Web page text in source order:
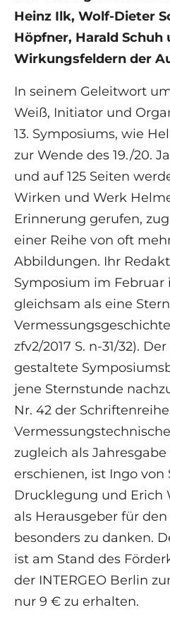
Heinz Ilk, Wolf-Dieter
Höpfner, Harald Schuh
Wirkungsfeldern der
In seinem Geleitwort
Weiß, Initiator und
13. Symposiums, wie
zur Wende des 19./20.
und auf 125 Seiten
Wirken und Werk
Erinnerung gerufen,
einer Reihe von oft
Abbildungen. Ihr
Symposium im
gleichsam als eine
zfv2/2017 S. n-31/32).
gestaltete
jene Sternstunde
Nr. 42 der
zugleich als
erschienen, ist Ingo
Drucklegung und Erich
als Herausgeber für
besonders zu danken.
ist am Stand des
der INTERGEO Berlin
nur 9 € zu erhalten.